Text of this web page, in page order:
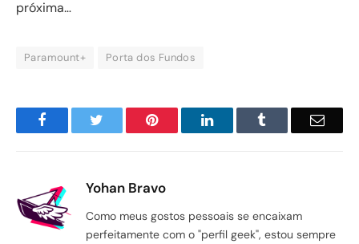
próxima…
Paramount+ Porta dos Fundos
Facebook Pinterest LinkedIn Email
Yohan Bravo
Como meus gostos pessoais se encaixam
perfeitamente com o "perfil geek", estou sempre